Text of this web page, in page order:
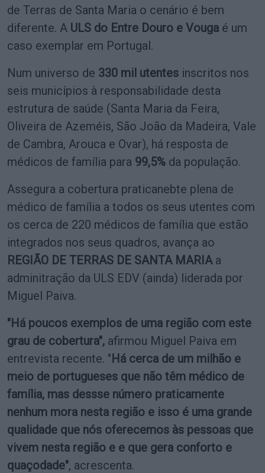
de Terras de Santa Maria o cenário é bem
diferente. A ULS do Entre Douro e Vouga é um
caso exemplar em Portugal.
Num universo de 330 mil utentes inscritos nos
seis municípios à responsabilidade desta
estrutura de saúde (Santa Maria da Feira,
Oliveira de Azeméis, São João da Madeira, Vale
de Cambra, Arouca e Ovar), há resposta de
médicos de família para 99,5% da população.
Assegura a cobertura praticanebte plena de
médico de família a todos os seus utentes com
os cerca de 220 médicos de família que estão
integrados nos seus quadros, avança ao
REGIÃO DE TERRAS DE SANTA MARIAa
adminitração da ULS EDV (ainda) liderada por
Miguel Paiva.
"Há poucos exemplos de uma região com este
grau de cobertura", afirmou Miguel Paiva em
entrevista recente. " Há cerca de um milhão e
meio de portugueses que não têm médico de
família, mas dessse número praticamente
nenhum mora nesta região e isso é uma grande
qualidade que nós oferecemos às pessoas que
vivem nesta região e e que gera conforto e
quaçodade", acrescenta.